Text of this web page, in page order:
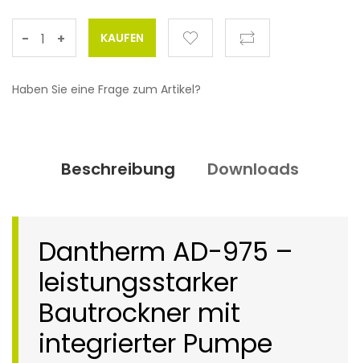
- +
Haben Sie eine Frage zum Artikel?
Beschreibung Downloads
Dantherm AD-975 –
leistungsstarker
Bautrockner mit
integrierter Pumpe